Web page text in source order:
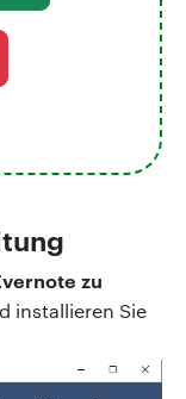
zu
installieren Sie